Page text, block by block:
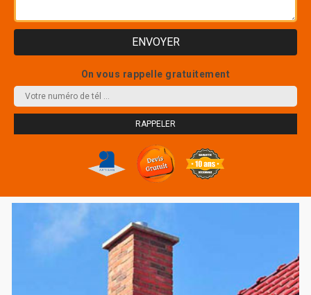
On vous rappelle gratuitement